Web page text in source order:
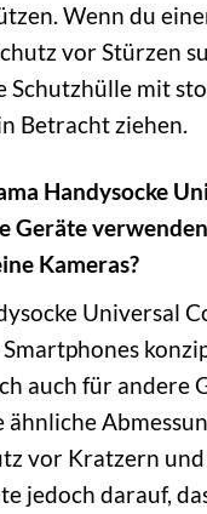
Wenn du
vor Stürzen
Schutzhülle mit
Betracht ziehen.
Handysocke
Geräte
Kameras?
Universal
auch für andere
vor Kratzern
jedoch darauf,